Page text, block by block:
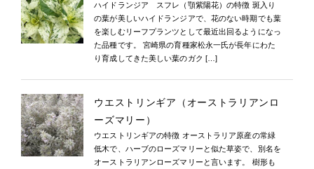
ハイドランジア スフレ（顎紫陽花）の特徴 斑入り
の葉が美しいハイドランジアで、花のない時期でも葉
を楽しむリーフプランツとして最近出回るようになっ
た品種です。 宮崎県の育種家松永一氏が長年にわた
り育成してきた美しい葉のガク […]
ウエストリンギア（オーストラリアンロ
ーズマリー）
ウエストリンギアの特徴 オーストラリア原産の常緑
低木で、ハーブのローズマリーと似た草姿で、別名を
オーストラリアンローズマリーと言います。 樹形も